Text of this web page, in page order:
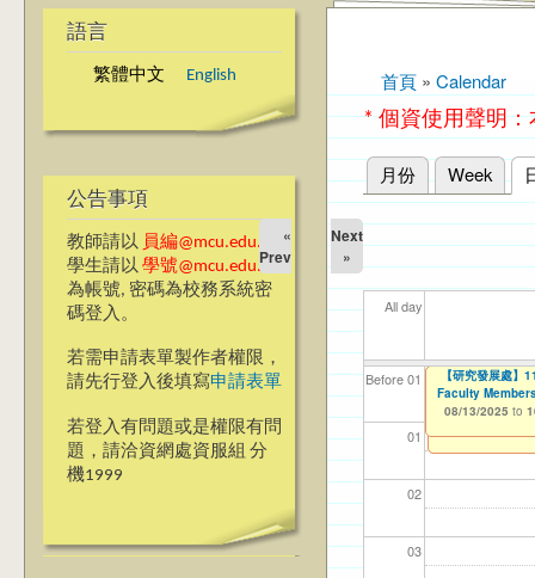
語言
繁體中文 English
公告事項
教師請以 員編@mcu.edu.tw
學生請以 學號@mcu.edu.tw
為帳號, 密碼為校務系統密
碼登入。
若需申請表單製作者權限，
請先行登入後填寫申請表單
若登入有問題或是權限有問
題，請洽資網處資服組 分
機1999
您在這裡
首頁 » Calendar
* 個資使用聲明
主要索引標籤
月份 Week
«
Prev
Next
»
All day
Before 01
01
02
03
【資網處】
整合系統～表單
03/27/2013 to
我愛銘傳我愛養
校區)
09/02/2019 to
【財務處】工讀
11/12/2021to
07/31/2027
【財
11/
114
04/
114
02/
114
03/
2025『發現銘
08/08/2025to
【研究發展處
Faculty
08/13/2025 to